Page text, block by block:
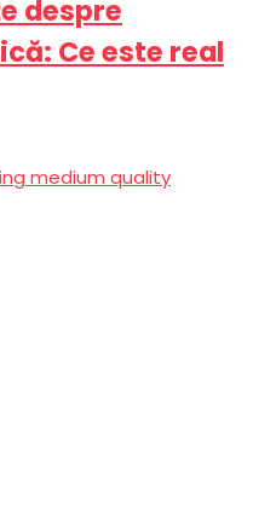
despre
Ce este real